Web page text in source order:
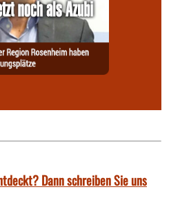
Dann schreiben Sie uns